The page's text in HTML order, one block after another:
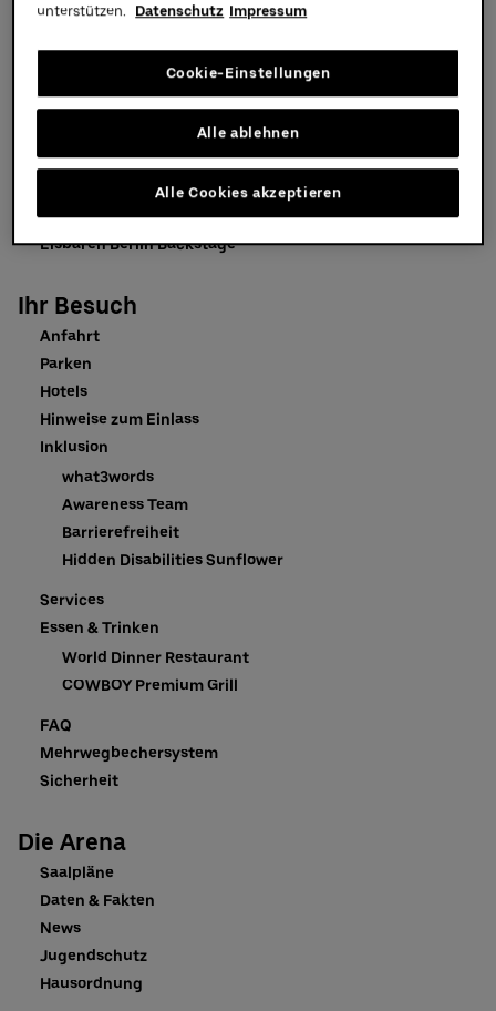
AEG Premium Produkte
Jahres-Engagements
Fotos & Videos
Fotos vom Event
Eisbären Berlin Backstage
Ihr Besuch
Anfahrt
Parken
Hotels
Hinweise zum Einlass
Inklusion
what3words
Awareness Team
Barrierefreiheit
Hidden Disabilities Sunflower
Services
Essen & Trinken
World Dinner Restaurant
COWBOY Premium Grill
FAQ
Mehrwegbechersystem
Sicherheit
Die Arena
Saalpläne
Daten & Fakten
News
Jugendschutz
Hausordnung
unterstützen.
Datenschutz Impressum
Cookie-Einstellungen
Alle ablehnen
Alle Cookies akzeptieren